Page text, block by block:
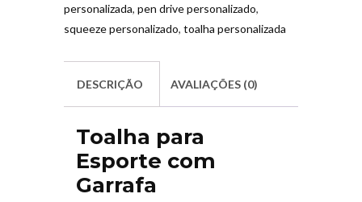
personalizada, pen drive personalizado,
squeeze personalizado, toalha personalizada
DESCRIÇÃO AVALIAÇÕES (0)
Toalha para
Esporte com
Garrafa